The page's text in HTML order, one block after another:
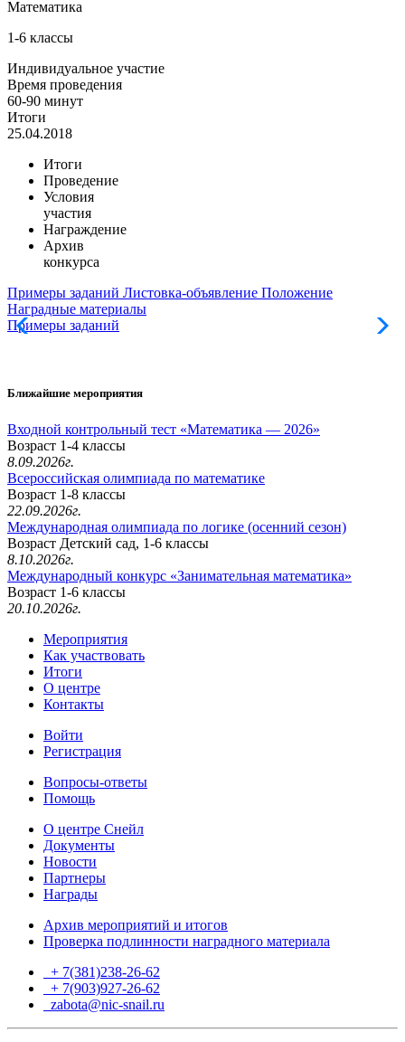
Математика
1-6 классы
Индивидуальное участие
Время проведения
60-90 минут
Итоги
25.04.2018
Итоги
Проведение
Условия
участия
Награждение
Архив
конкурса
Примеры заданий Листовка-объявление Положение
Наградные материалы
Примеры заданий
Ближайшие мероприятия
Входной контрольный тест «Математика — 2026»
Возраст 1-4 классы
8.09.2026г.
Всероссийская олимпиада по математике
Возраст 1-8 классы
22.09.2026г.
Международная олимпиада по логике (осенний сезон)
Возраст Детский сад, 1-6 классы
8.10.2026г.
Международный конкурс «Занимательная математика»
Возраст 1-6 классы
20.10.2026г.
Мероприятия
Как участвовать
Итоги
О центре
Контакты
Войти
Регистрация
Вопросы-ответы
Помощь
О центре Снейл
Документы
Новости
Партнеры
Награды
Архив мероприятий и итогов
Проверка подлинности наградного материала
+ 7(381)238-26-62
+ 7(903)927-26-62
zabota@nic-snail.ru